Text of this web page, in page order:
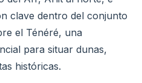
clave dentro del conjunto
el Ténéré, una
para situar dunas,
históricas.